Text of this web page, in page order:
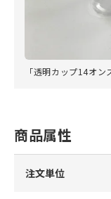
「透明カップ14オ
商品属性
注文単位